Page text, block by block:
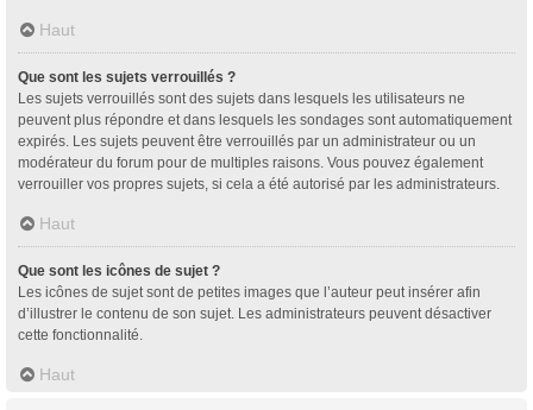
Haut
Que sont les sujets verrouillés ?
Les sujets verrouillés sont des sujets dans lesquels les utilisateurs ne
peuvent plus répondre et dans lesquels les sondages sont automatiquement
expirés. Les sujets peuvent être verrouillés par un administrateur ou un
modérateur du forum pour de multiples raisons. Vous pouvez également
verrouiller vos propres sujets, si cela a été autorisé par les administrateurs.
Haut
Que sont les icônes de sujet ?
Les icônes de sujet sont de petites images que l’auteur peut insérer afin
d’illustrer le contenu de son sujet. Les administrateurs peuvent désactiver
cette fonctionnalité.
Haut